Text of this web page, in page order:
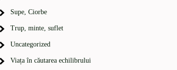
Supe, Ciorbe
Trup, minte, suflet
Uncategorized
Viața în căutarea echilibrului